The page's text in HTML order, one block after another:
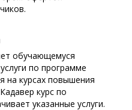
обучающемуся
по программе
на курсах повышения
курс по
указанные услуги.